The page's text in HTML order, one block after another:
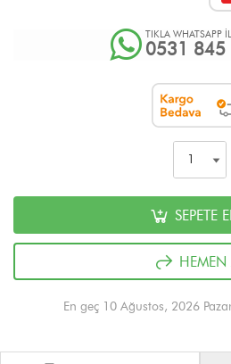
TIKLA WHATSAPP
0531 845
SEPETE
HEMEN
En geç 10 Ağustos, 2026